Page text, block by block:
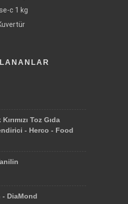
c 1 kg
Toz Gıda
- Herco - Food
- DiaMond